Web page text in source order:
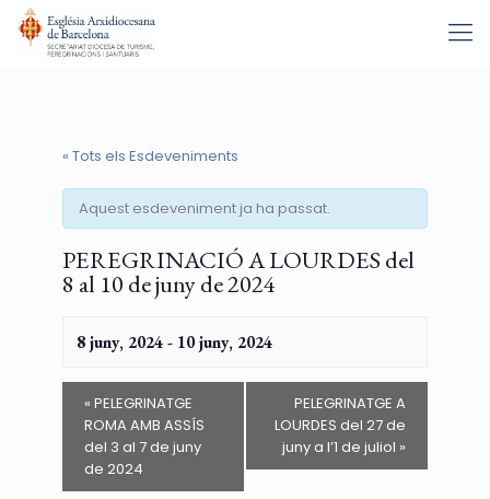
« Tots els Esdeveniments
Aquest esdeveniment ja ha passat.
PEREGRINACIÓ A LOURDES del
8 al 10 de juny de 2024
8 juny, 2024- 10 juny, 2024
« PELEGRINATGE
ROMA AMB ASSÍS
del 3 al 7 de juny
de 2024
PELEGRINATGE A
LOURDES del 27 de
juny a l’1 de juliol »